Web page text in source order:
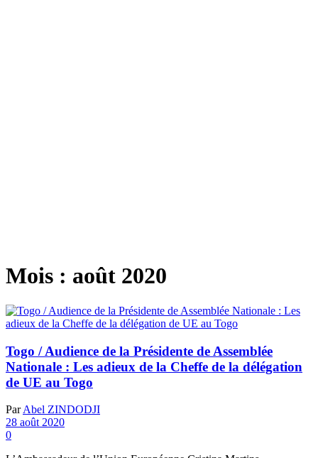
Mois : août 2020
Togo / Audience de la Présidente de Assemblée
Nationale : Les adieux de la Cheffe de la délégation
de UE au Togo
Par Abel ZINDODJI
28 août 2020
0